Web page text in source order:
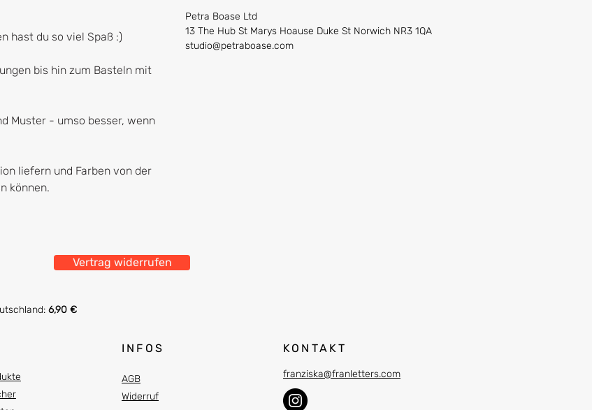
hast du so viel Spaß :)
bis hin zum Basteln mit
Muster - umso besser, wenn
liefern und Farben von der
können.
Petra Boase Ltd
13 The Hub St Marys Hoause Duke St Norwich NR3 1QA
studio@petraboase.com
Vertrag widerrufen
6,90 €
INFOS
AGB
Widerruf
KONTAKT
franziska@franletters.com